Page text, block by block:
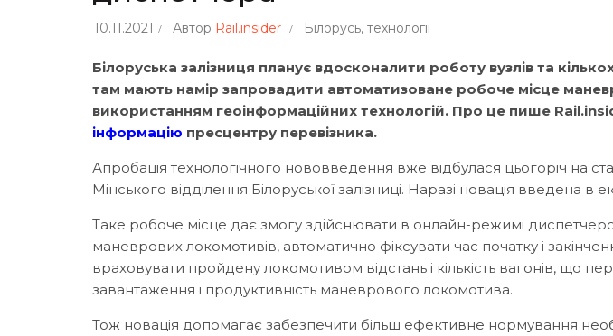
10.11.2021 Автор Rail.insider Білорусь, технології
Білоруська залізниця планує вдосконалити роботу вузлів та
там мають намір запровадити автоматизоване робоче місце
використанням геоінформаційних технологій. Про це пише
інформацію пресцентру перевізника.
Апробація технологічного нововведення вже відбулася цьогоріч на
Мінського відділення Білоруської залізниці. Наразі новація введена в
Таке робоче місце дає змогу здійснювати в онлайн-режимі
маневрових локомотивів, автоматично фіксувати час початку і
враховувати пройдену локомотивом відстань і кількість вагонів, що
завантаження і продуктивність маневрового локомотива.
Тож новація допомагає забезпечити більш ефективне нормування